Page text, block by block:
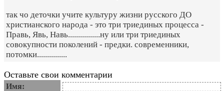
так чо деточки учите культуру жизни русского ДО
христианского народа - это три триединых процесса -
Правь, Явь, Навь................ну или три триединых
совокупности поколений - предки. современники,
потомки...............
Оставьте свои комментарии
Имя: